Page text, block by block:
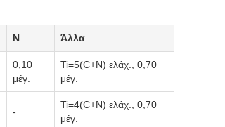
N Άλλα
0,10
μέγ.
Ti=5(C+N) ελάχ., 0,70
μέγ.
-
Ti=4(C+N) ελάχ., 0,70
μέγ.